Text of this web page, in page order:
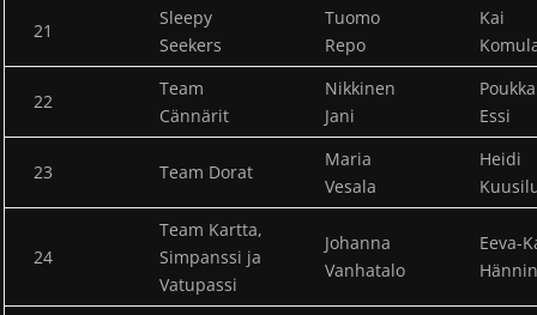
21
Sleepy
Seekers
Tuomo
Repo
Kai
22
Team
Cännärit
Nikkinen
Jani
Essi
23 Team Dorat
Maria
Vesala
Heidi
24
Team Kartta,
Simpanssi ja
Vatupassi
Johanna
Vanhatalo
Eeva-